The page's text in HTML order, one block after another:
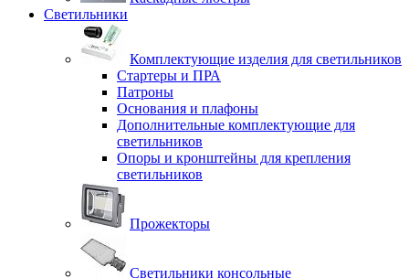
Светильники
Комплектующие изделия для светильников
Стартеры и ПРА
Патроны
Основания и плафоны
Дополнительные комплектующие для
светильников
Опоры и кронштейны для крепления
светильников
Прожекторы
Светильники консольные